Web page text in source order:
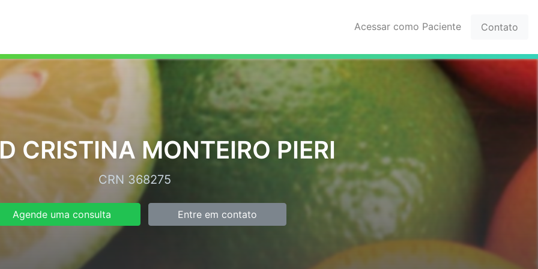
Acessar como Paciente Contato
CRISTINA MONTEIRO PIERI
CRN 368275
Agende uma consulta Entre em contato